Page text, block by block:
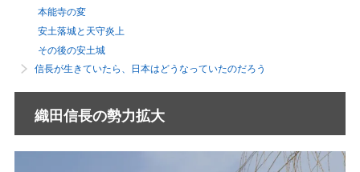
本能寺の変
安土落城と天守炎上
その後の安土城
信長が生きていたら、日本はどうなっていたのだろう
織田信長の勢力拡大